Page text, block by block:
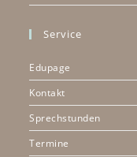
Service
Edupage
Kontakt
Sprechstunden
Termine